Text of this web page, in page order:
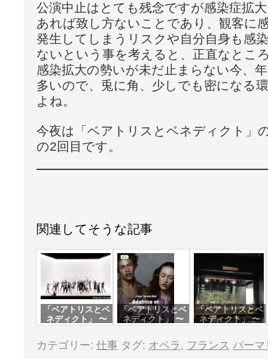
公演中止はとても残念ですが感染症拡
あれば致し方ないことであり、観客に
発生してしまうリスクや自分自身も感
ないという事を考えると、正直なとこ
感染拡大の勢いが未だ止まらない今、
多いので、兎に角、少しでも密になる
よね。
今夜は「ベアトリスとベネディクト」
の2回目です。
関連してそうな記事
「ベアトリスとベ
ネディクト」 〜
立ち稽古
「ベアトリスとベ
ネディクト」 〜
初日
「ベアトリスとベ
ネディクト」 〜
舞台稽古
カテゴリー: 仕事 タグ: オペラ, フランス パー